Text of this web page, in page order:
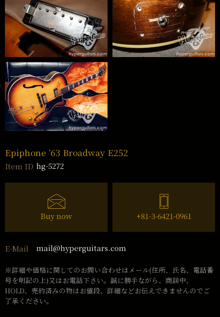
Epiphone ’63 Broadway E252
Item ID hg-5272
Buy now +81-3-6421-0961
E-Mail mail@hyperguitars.com
※詳細や価格に関してのお問い合わせはメール(住所、氏名、電話番
号を明記の上)又はお電話下さい。誠に勝手ながら、商談中、
HOLD、売約済みの物はお値段、詳細などお伝えできませんのでご
了承ください。